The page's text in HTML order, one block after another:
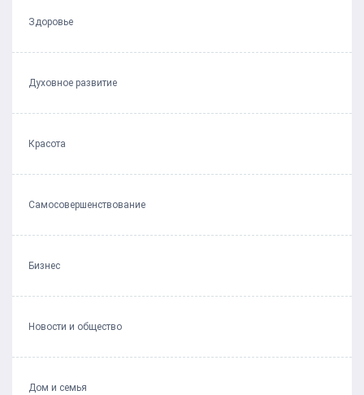
Здоровье
Духовное развитие
Красота
Самосовершенствование
Бизнес
Новости и общество
Дом и семья